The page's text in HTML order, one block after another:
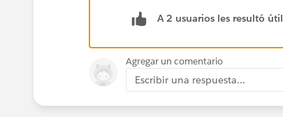
A 2 usuarios les resultó útil
Agregar un comentario
Escribir una respuesta...